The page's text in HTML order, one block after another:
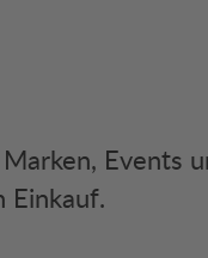
Events
Einkauf.